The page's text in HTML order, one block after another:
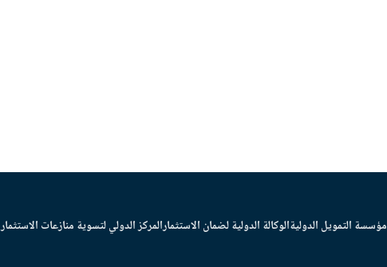
مؤسسة التمويل الدوليةالوكالة الدولية لضمان الاستثمارالمركز الدولي لتسوية منازعات الاستثمار